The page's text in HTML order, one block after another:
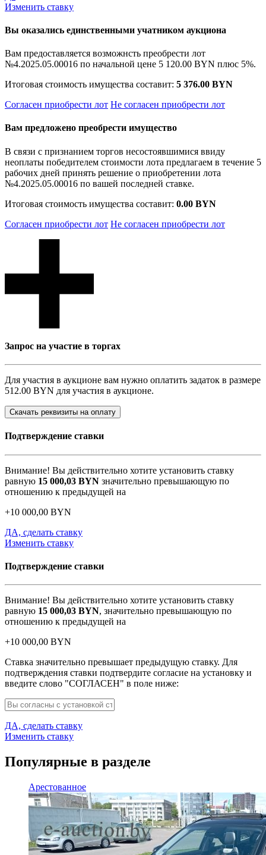
Изменить ставку
Вы оказались единственными учатником аукциона
Вам предоставляется возможнсть преобрести лот
№4.2025.05.00016 по начальной цене 5 120.00 BYN плюс 5%.
Итоговая стоимость имущества составит: 5 376.00 BYN
Согласен приобрести лот Не согласен приобрести лот
Вам предложено преобрести имущество
В связи с признанием торгов несостоявшимися ввиду
неоплаты победителем стоимости лота предлагаем в течение 5
рабочих дней принять решение о приобретении лота
№4.2025.05.00016 по вашей последней ставке.
Итоговая стоимость имущества составит: 0.00 BYN
Согласен приобрести лот Не согласен приобрести лот
Запрос на участие в торгах
Для участия в аукционе вам нужно оплатить задаток в размере
512.00 BYN для участия в аукционе.
Скачать реквизиты на оплату
Подтверждение ставки
Внимание! Вы действительно хотите установить ставку
равную 15 000,03 BYN значительно превышающую по
отношению к предыдущей на
+10 000,00 BYN
ДА, сделать ставку
Изменить ставку
Подтверждение ставки
Внимание! Вы действительно хотите установить ставку
равную 15 000,03 BYN, значительно превышающую по
отношению к предыдущей на
+10 000,00 BYN
Ставка значительно превышает предыдущую ставку. Для
подтверждения ставки подтвердите согласие на установку и
введите слово "СОГЛАСЕН" в поле ниже:
ДА, сделать ставку
Изменить ставку
Популярные в разделе
Арестованное